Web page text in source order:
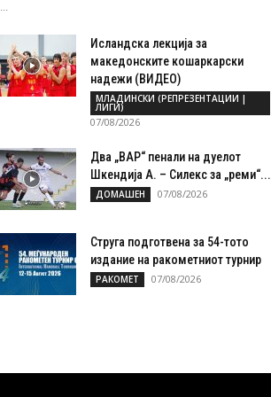
Исландска лекција за
македонските кошаркарски
надежи (ВИДЕО)
МЛАДИНСКИ (РЕПРЕЗЕНТАЦИИ |
ЛИГИ)
07/08/2026
Два „ВАР“ пенали на дуелот
Шкендија А. – Силекс за „реми“...
ДОМАШЕН 07/08/2026
Струга подготвена за 54-тото
издание на ракометниот турнир
РАКОМЕТ 07/08/2026